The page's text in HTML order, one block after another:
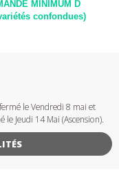
MINIMUM D
confondues)
le Vendredi 8 mai et
Jeudi 14 Mai (Ascension).